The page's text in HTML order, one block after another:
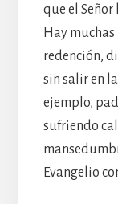
que el
Hay
redención,
sin salir en
ejemplo,
sufriendo
Evangelio